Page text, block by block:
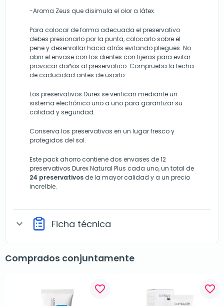
-Aroma Zeus que disimula el olor a látex.
Para colocar de forma adecuada el preservativo
debes presionarlo por la punta, colocarlo sobre el
pene y desenrollar hacia atrás evitando pliegues. No
abrir el envase con los dientes con tijeras para evitar
provocar daños al preservatico. Comprueba la fecha
de caducidad antes de usarlo.
Los preservativos Durex se verifican mediante un
sistema electrónico uno a uno para garantizar su
calidad y seguridad.
Conserva los preservativos en un lugar fresco y
protegidos del sol.
Este pack ahorro contiene dos envases de 12
preservativos Durex Natural Plus cada uno, un total de
24 preservativos de la mayor calidad y a un precio
increíble.
expand_more Ficha técnica
Comprados conjuntamente
favorite_border favorite_border